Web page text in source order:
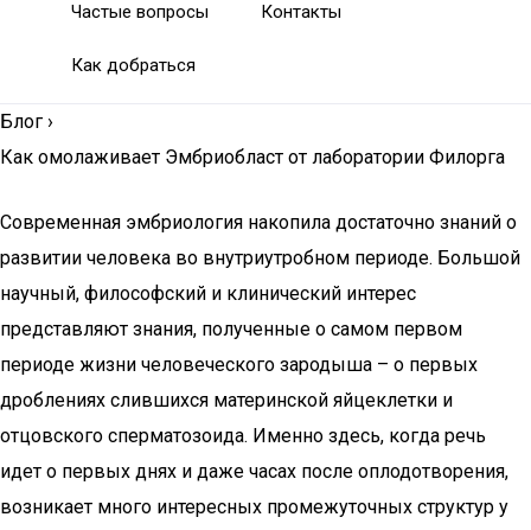
Частые вопросы Контакты
Как добраться
Блог ›
Как омолаживает Эмбриобласт от лаборатории Филорга
Современная эмбриология накопила достаточно знаний о
развитии человека во внутриутробном периоде. Большой
научный, философский и клинический интерес
представляют знания, полученные о самом первом
периоде жизни человеческого зародыша – о первых
дроблениях слившихся материнской яйцеклетки и
отцовского сперматозоида. Именно здесь, когда речь
идет о первых днях и даже часах после оплодотворения,
возникает много интересных промежуточных структур у